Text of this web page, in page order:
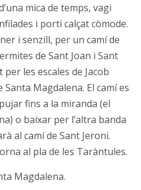
mica de temps, vagi
i porti calçat còmode.
i senzill, per un camí de
de Sant Joan i Sant
les escales de Jacob
Magdalena. El camí es
fins a la miranda (el
o baixar per l’altra banda
al camí de Sant Jeroni.
al pla de les Taràntules.
Magdalena.